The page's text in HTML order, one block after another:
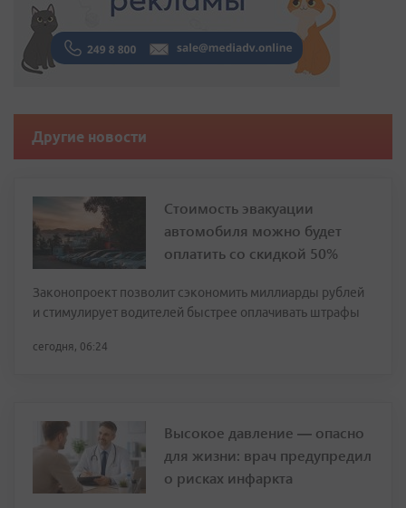
Другие новости
Стоимость эвакуации
автомобиля можно будет
оплатить со скидкой 50%
Законопроект позволит сэкономить миллиарды рублей
и стимулирует водителей быстрее оплачивать штрафы
сегодня, 06:24
Высокое давление — опасно
для жизни: врач предупредил
о рисках инфаркта